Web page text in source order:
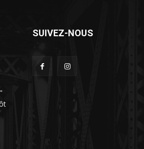
SUIVEZ-NOUS